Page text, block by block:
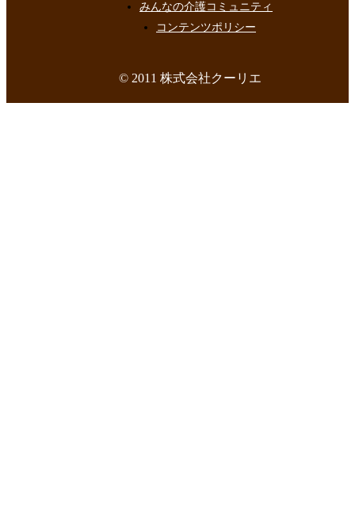
みんなの介護コミュニティ
コンテンツポリシー
© 2011 株式会社クーリエ